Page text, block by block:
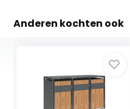
Anderen kochten ook